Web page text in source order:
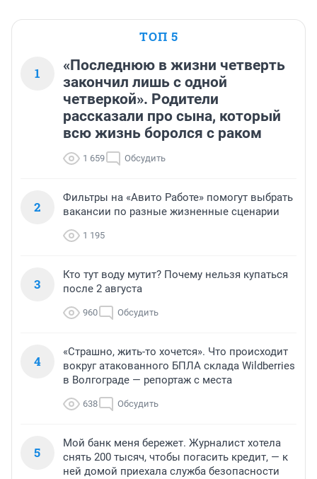
ТОП 5
1
«Последнюю в жизни четверть
закончил лишь с одной
четверкой». Родители
рассказали про сына, который
всю жизнь боролся с раком
1 659 Обсудить
2
Фильтры на «Авито Работе» помогут выбрать
вакансии по разные жизненные сценарии
1 195
3
Кто тут воду мутит? Почему нельзя купаться
после 2 августа
960 Обсудить
4
«Страшно, жить-то хочется». Что происходит
вокруг атакованного БПЛА склада Wildberries
в Волгограде — репортаж с места
638 Обсудить
5
Мой банк меня бережет. Журналист хотела
снять 200 тысяч, чтобы погасить кредит, — к
ней домой приехала служба безопасности